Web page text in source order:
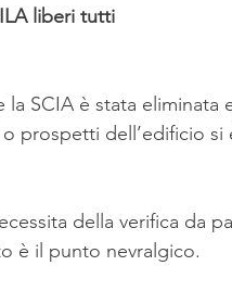
liberi tutti
SCIA è stata eliminata
prospetti dell’edificio
della verifica da
è il punto nevralgico.